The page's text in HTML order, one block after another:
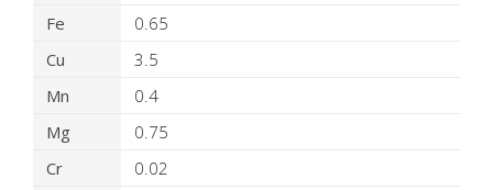
Fe
0.65
Cu
3.5
Mn
0.4
Mg
0.75
Cr
0.02